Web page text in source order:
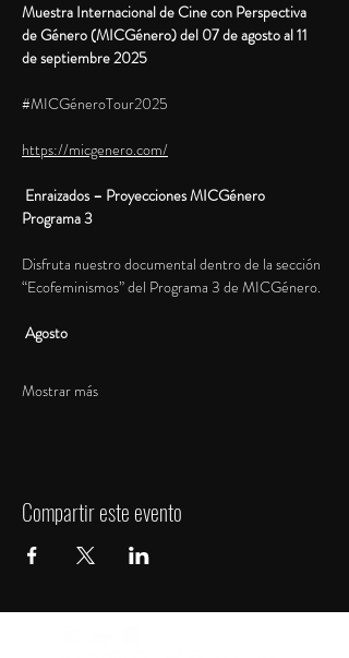
Muestra Internacional de Cine con Perspectiva
de Género (MICGénero) del 07 de agosto al 11
de septiembre 2025
#MICGéneroTour2025
https://micgenero.com/
Enraizados – Proyecciones MICGénero
Programa 3
Disfruta nuestro documental dentro de la sección
“Ecofeminismos” del Programa 3 de MICGénero.
Agosto
Mostrar más
Compartir este evento